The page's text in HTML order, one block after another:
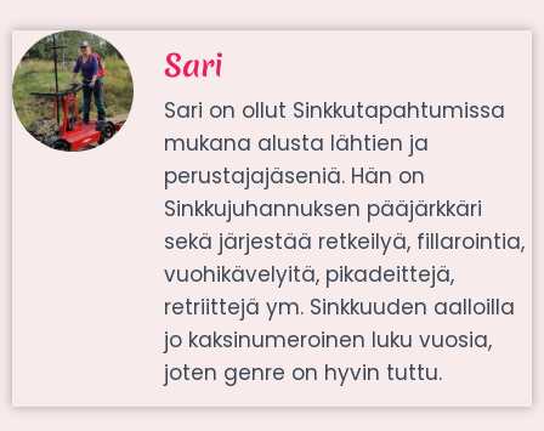
Sari
Sari on ollut Sinkkutapahtumissa
mukana alusta lähtien ja
perustajajäseniä. Hän on
Sinkkujuhannuksen pääjärkkäri
sekä järjestää retkeilyä, fillarointia,
vuohikävelyitä, pikadeittejä,
retriittejä ym. Sinkkuuden aalloilla
jo kaksinumeroinen luku vuosia,
joten genre on hyvin tuttu.